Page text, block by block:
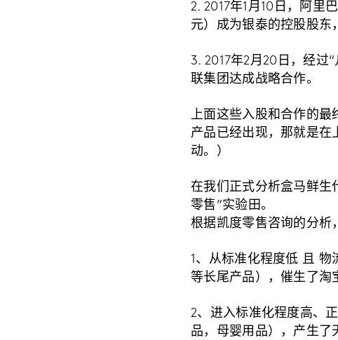
2. 2017年1月10日，阿里
元）成为银泰的控股股东
3. 2017年2月20日，经过
联集团达成战略合作。
上面这些入股和合作的最
产品已经出现，那就是在
动。）
在我们正式分析盒马鲜生
零售”实验田。
根据凯度零售咨询的分析
1、从标准化程度低 且
等长尾产品），催生了淘
2、进入标准化程度高、
品，母婴用品），产生了